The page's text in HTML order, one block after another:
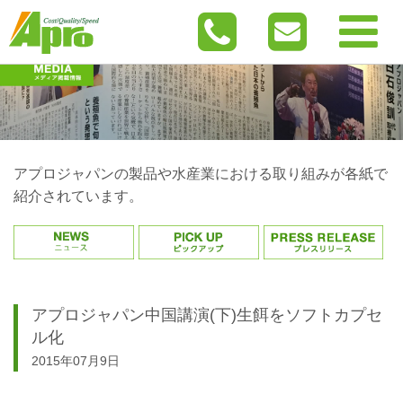
アプロジャパンの製品や水産業における取り組みが各紙で
紹介されています。
アプロジャパン中国講演(下)生餌をソフトカプセ
ル化
2015年07月9日